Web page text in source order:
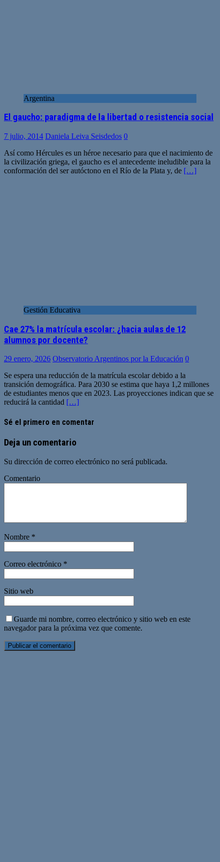
Argentina
El gaucho: paradigma de la libertad o resistencia social
7 julio, 2014 Daniela Leiva Seisdedos 0
Así como Hércules es un héroe necesario para que el nacimiento de
la civilización griega, el gaucho es el antecedente ineludible para la
conformación del ser autóctono en el Río de la Plata y, de […]
Gestión Educativa
Cae 27% la matrícula escolar: ¿hacia aulas de 12
alumnos por docente?
29 enero, 2026 Observatorio Argentinos por la Educación 0
Se espera una reducción de la matrícula escolar debido a la
transición demográfica. Para 2030 se estima que haya 1,2 millones
de estudiantes menos que en 2023. Las proyecciones indican que se
reducirá la cantidad […]
Sé el primero en comentar
Deja un comentario
Su dirección de correo electrónico no será publicada.
Comentario
Nombre *
Correo electrónico *
Sitio web
Guarde mi nombre, correo electrónico y sitio web en este
navegador para la próxima vez que comente.